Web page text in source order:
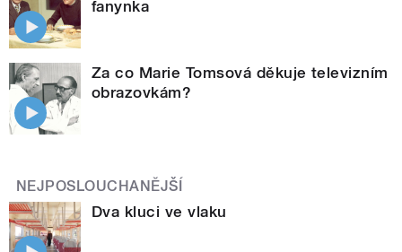
fanynka
Za co Marie Tomsová děkuje televizním
obrazovkám?
NEJPOSLOUCHANĚJŠÍ
Dva kluci ve vlaku